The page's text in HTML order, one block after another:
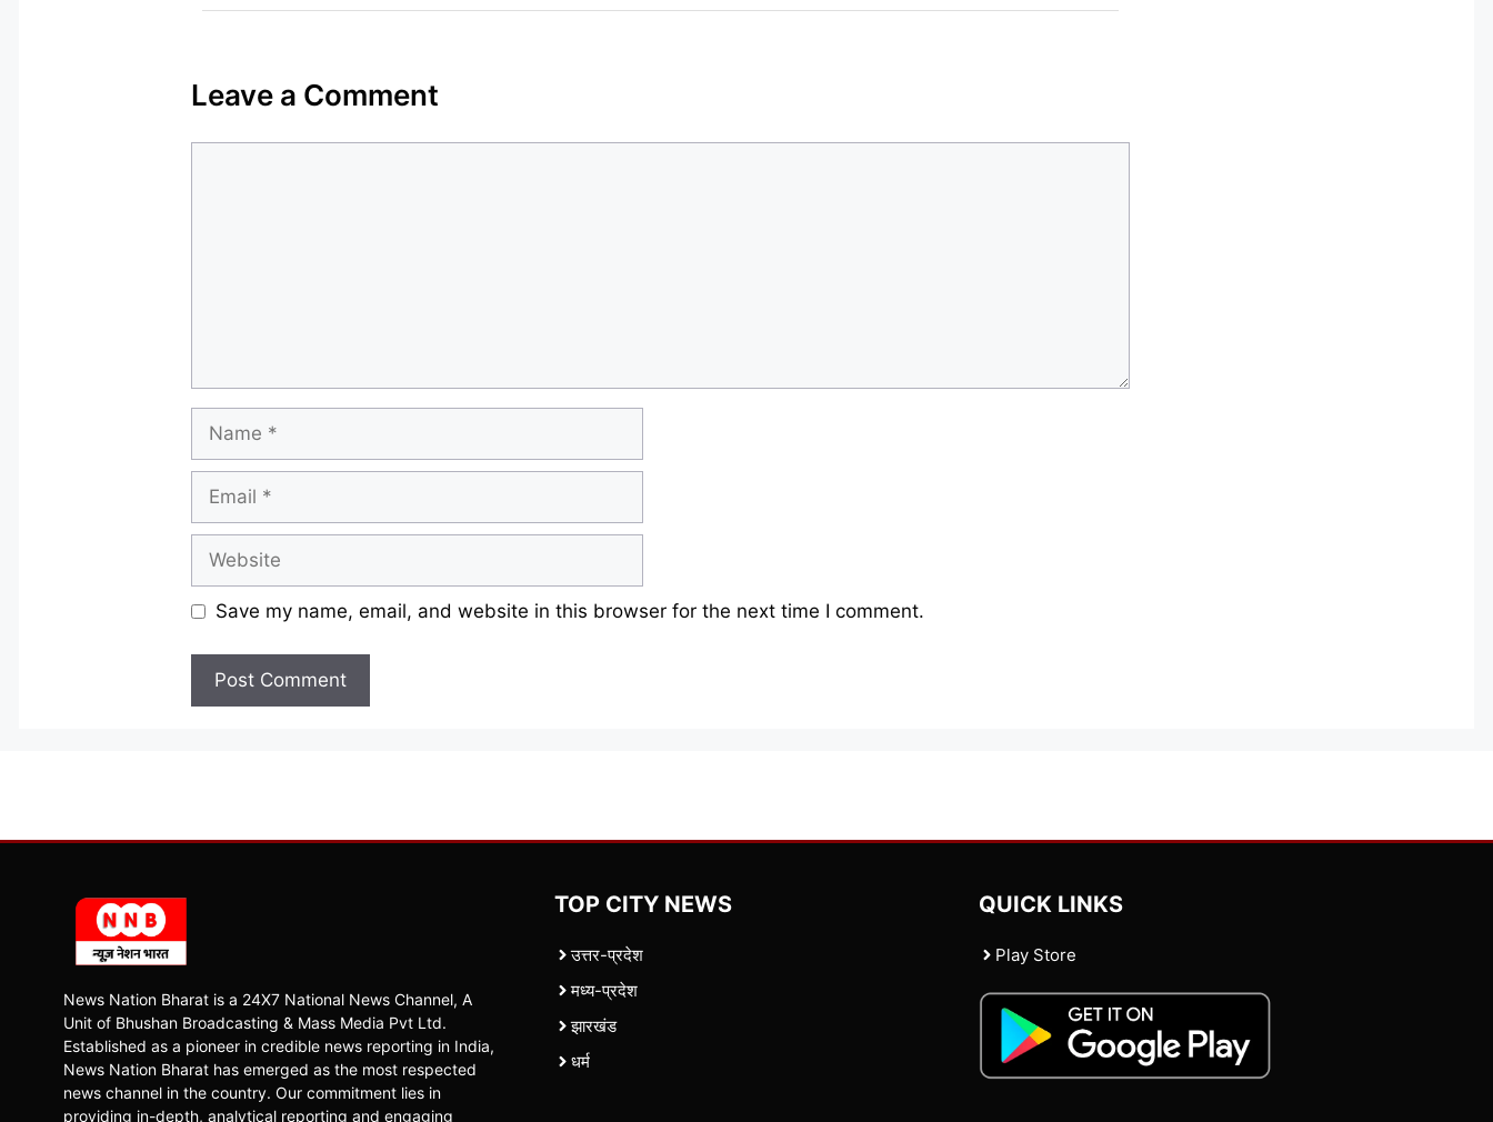
कार्रवाई ठंडी!
Leave a Comment
Name
Email
Website
Save my name, email, and website in this browser for the next time I comment.
News Nation Bharat is a 24X7 National News Channel, A
Unit of Bhushan Broadcasting & Mass Media Pvt Ltd.
Established as a pioneer in credible news reporting in India,
News Nation Bharat has emerged as the most respected
news channel in the country. Our commitment lies in
providing in-depth, analytical reporting and engaging
TOP CITY NEWS
उत्तर-प्रदेश
मध्य-प्रदेश
झारखंड
धर्म
QUICK LINKS
Play Store